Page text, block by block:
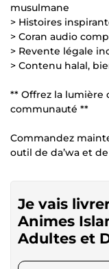
musulmane
> Histoires
> Coran audio
> Revente légale
> Contenu halal,
** Offrez la lumière
communauté **
Commandez
outil de da’wa et
Je vais
Animes
Adultes et